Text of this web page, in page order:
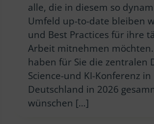
alle, die in diesem so
Umfeld up-to-date bleiben
und Best Practices für ihre
Arbeit mitnehmen
haben für Sie die zentralen
Science-und KI-Konferenz in
Deutschland in 2026
wünschen […]